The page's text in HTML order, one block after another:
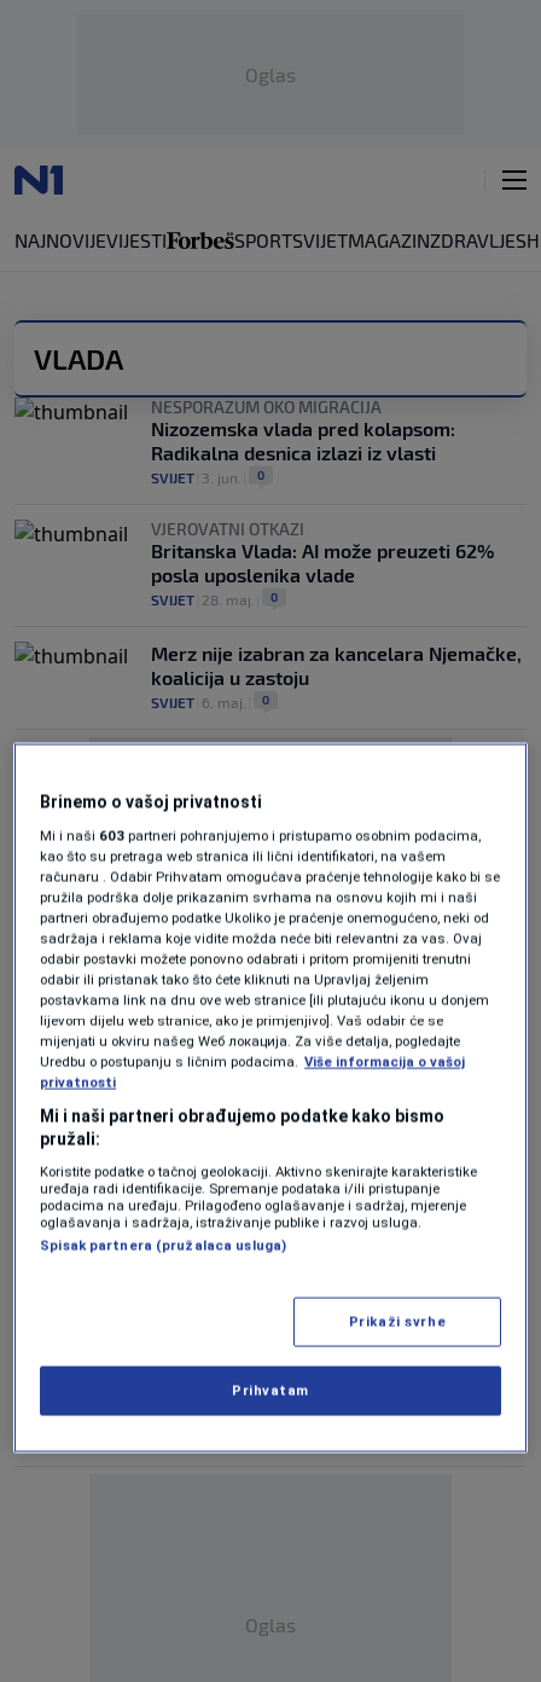
Oglas
NAJNOVIJEVIJESTI SPORTSVIJETMAGAZINZDRAVLJE
VLADA
NESPORAZUM OKO MIGRACIJA
Nizozemska vlada pred kolapsom:
Radikalna desnica izlazi iz vlasti
SVIJET 3. jun. 0
VJEROVATNI OTKAZI
Britanska Vlada: AI može preuzeti 62%
posla uposlenika vlade
SVIJET 28. maj. 0
Merz nije izabran za kancelara Njemačke,
koalicija u zastoju
SVIJET 6. maj. 0
Oglas
Sud naložio objavu dokumenata tajnog
SVIJET 11. mar.
Austrija dobila novu vladu nakon pet
mjeseci političkog zastoja
SVIJET|3. mar.| 0
Macron nakon pada francuske vlade:
Novog premijera imenovat ću u narednim
danima
Oglas
Brinemo o vašoj privatnosti
Mi i naši 603 partneri pohranjujemo i pristupamo osobnim podacima,
kao što su pretraga web stranica ili lični identifikatori, na vašem
računaru . Odabir Prihvatam omogućava praćenje tehnologije kako bi se
pružila podrška dolje prikazanim svrhama na osnovu kojih mi i naši
partneri obrađujemo podatke Ukoliko je praćenje onemogućeno, neki od
sadržaja i reklama koje vidite možda neće biti relevantni za vas. Ovaj
odabir postavki možete ponovno odabrati i pritom promijeniti trenutni
odabir ili pristanak tako što ćete kliknuti na Upravljaj željenim
postavkama link na dnu ove web stranice [ili plutajuću ikonu u donjem
lijevom dijelu web stranice, ako je primjenjivo]. Vaš odabir će se
mijenjati u okviru našeg Wеб локација. Za više detalja, pogledajte
Uredbu o postupanju s ličnim podacima. Više informacija o vašoj
privatnosti
Mi i naši partneri obrađujemo podatke kako bismo
pružali:
Koristite podatke o tačnoj geolokaciji. Aktivno skenirajte karakteristike
uređaja radi identifikacije. Spremanje podataka i/ili pristupanje
podacima na uređaju. Prilagođeno oglašavanje i sadržaj, mjerenje
oglašavanja i sadržaja, istraživanje publike i razvoj usluga.
Spisak partnera (pružalaca usluga)
Prikaži svrhe
Prihvatam